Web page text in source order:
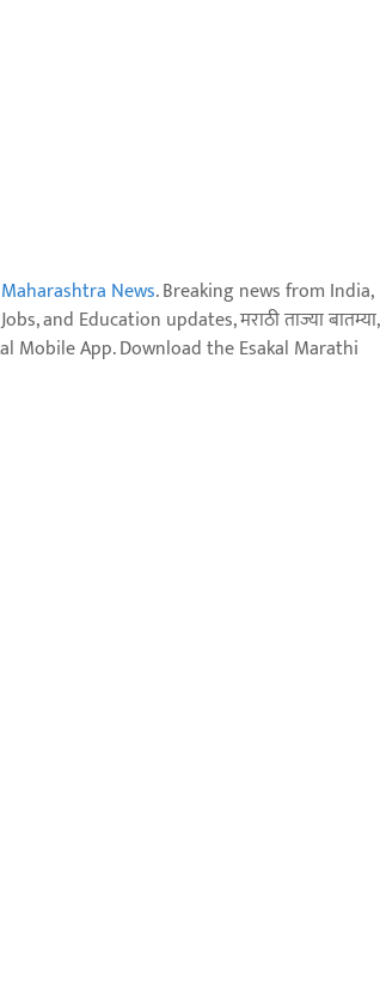
Maharashtra News. Breaking news from India,
and Education updates, मराठी ताज्या बातम्या,
Mobile App. Download the Esakal Marathi